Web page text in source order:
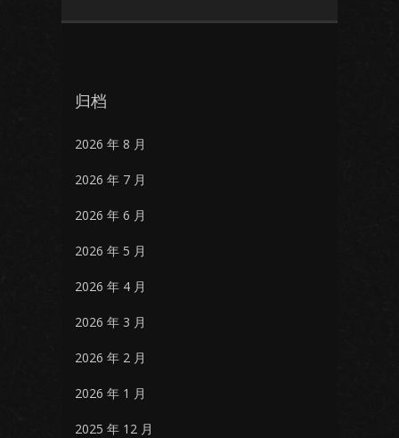
归档
2026 年 8 月
2026 年 7 月
2026 年 6 月
2026 年 5 月
2026 年 4 月
2026 年 3 月
2026 年 2 月
2026 年 1 月
2025 年 12 月